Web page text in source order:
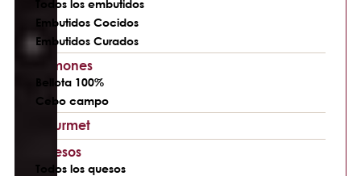
Todos los embutidos
Embutidos Cocidos
Embutidos Curados
Jamones
Bellota 100%
Cebo campo
Gourmet
Quesos
Todos los quesos